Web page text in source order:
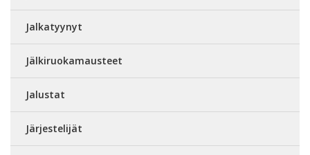
Jalkatyynyt
Jälkiruokamausteet
Jalustat
Järjestelijät